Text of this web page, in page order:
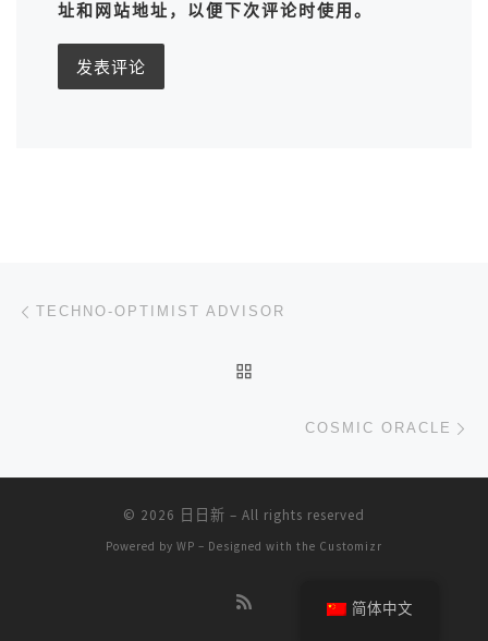
址和网站地址，以便下次评论时使用。
文章导航
TECHNO-OPTIMIST ADVISOR
COSMIC ORACLE
© 2026 日日新 – All rights reserved
Powered by WP – Designed with the Customizr
简体中文